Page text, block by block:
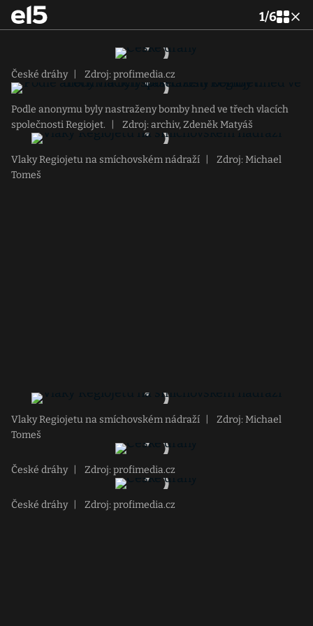
1/6
České dráhy Zdroj: profimedia.cz
Podle anonymu byly nastraženy bomby hned ve třech vlacích
společnosti Regiojet.
Zdroj: archiv, Zdeněk Matyáš
Vlaky Regiojetu na smíchovském nádraží
Zdroj: Michael
Tomeš
Vlaky Regiojetu na smíchovském nádraží
Zdroj: Michael
Tomeš
České dráhy Zdroj: profimedia.cz
České dráhy Zdroj: profimedia.cz